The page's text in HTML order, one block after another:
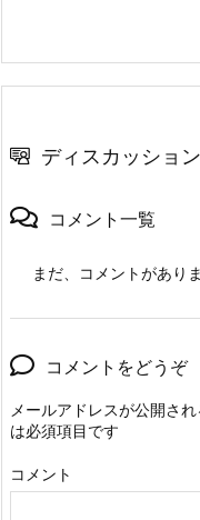
ディスカッション
コメント一覧
まだ、コメントがあり
コメントをどうぞ
メールアドレスが公開され
は必須項目です
コメント